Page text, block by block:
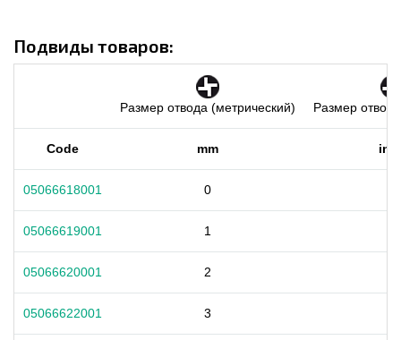
Подвиды товаров:
Размер отвода (метрический) Размер
Code mm
05066618001 0
05066619001 1
05066620001 2
05066622001 3